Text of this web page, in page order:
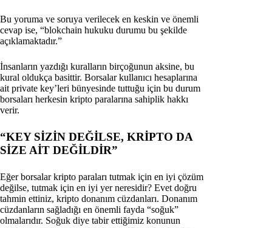
Bu yoruma ve soruya verilecek en keskin ve önemli
cevap ise, “blokchain hukuku durumu bu şekilde
açıklamaktadır.”
İnsanların yazdığı kuralların birçoğunun aksine, bu
kural oldukça basittir. Borsalar kullanıcı hesaplarına
ait private key’leri bünyesinde tuttuğu için bu durum
borsaları herkesin kripto paralarına sahiplik hakkı
verir.
“KEY SİZİN DEĞİLSE, KRİPTO DA
SİZE AİT DEĞİLDİR”
Eğer borsalar kripto paraları tutmak için en iyi çözüm
değilse, tutmak için en iyi yer neresidir? Evet doğru
tahmin ettiniz, kripto donanım cüzdanları. Donanım
cüzdanların sağladığı en önemli fayda “soğuk”
olmalarıdır. Soğuk diye tabir ettiğimiz konunun